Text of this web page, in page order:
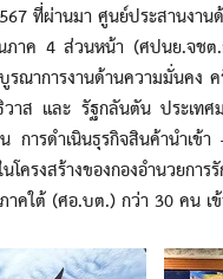
ผ่านมา ศูนย์ประสานงานด้
นภาค 4 ส่วนหน้า (ศปนย.จ
รณาการงานด้านความมั่นค
วาส และ รัฐกลันตัน ประเท
ารดำเนินธุรกิจสินค้านำเข้
โครงสร้างของกองอำนวย
าคใต้ (ศอ.บต.) กว่า 30 คน เ